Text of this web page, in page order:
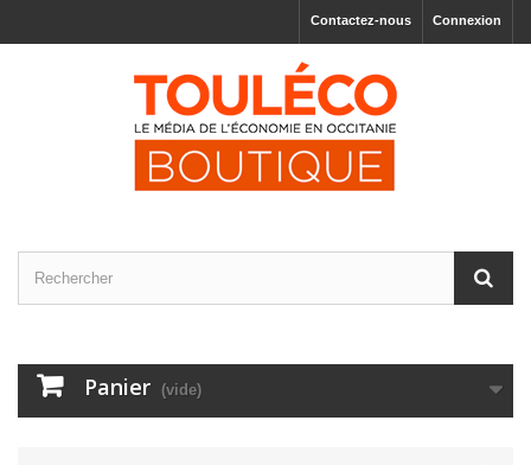
Connexion
Contactez-nous
Panier (vide)